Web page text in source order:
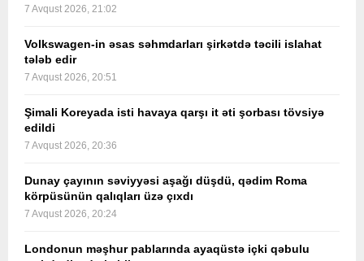
7 Avqust 2026, 21:02
Volkswagen-in əsas səhmdarları şirkətdə təcili islahat
tələb edir
7 Avqust 2026, 20:51
Şimali Koreyada isti havaya qarşı it əti şorbası tövsiyə
edildi
7 Avqust 2026, 20:36
Dunay çayının səviyyəsi aşağı düşdü, qədim Roma
körpüsünün qalıqları üzə çıxdı
7 Avqust 2026, 20:24
Londonun məşhur pablarında ayaqüstə içki qəbulu